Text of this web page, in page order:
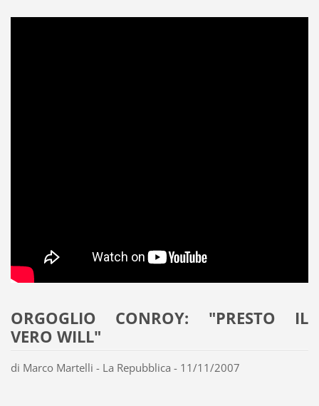
ORGOGLIO CONROY: "PRESTO IL
VERO WILL"
di Marco Martelli - La Repubblica - 11/11/2007